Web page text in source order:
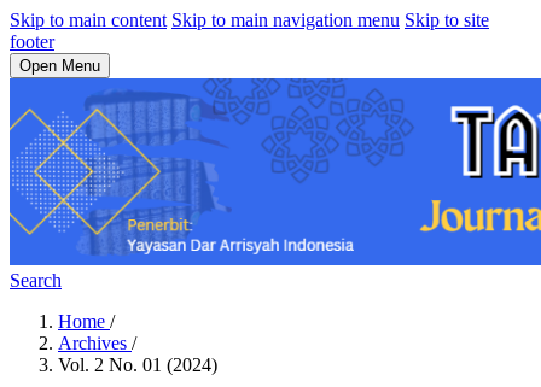
Skip to main content Skip to main navigation menu Skip to site
footer
Open Menu
Search
Home /
Archives /
Vol. 2 No. 01 (2024)